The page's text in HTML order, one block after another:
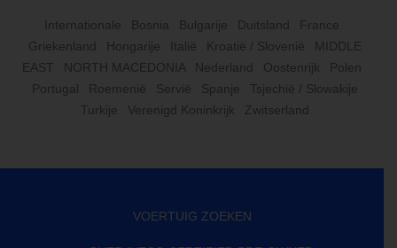
Internationale Bosnia Bulgarije Duitsland
France
Griekenland
Hongarije Italië Kroatië / Slovenië
MIDDLE
EAST
NORTH MACEDONIA Nederland Oostenrijk
Polen
Portugal
Roemenië Servië Spanje
Tsjechië / Slowakije
Turkije
Verenigd Koninkrijk Zwitserland
VOERTUIG ZOEKEN